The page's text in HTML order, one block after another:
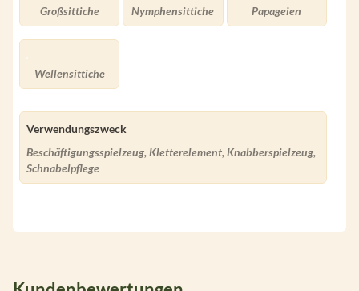
Großsittiche Nymphensittiche Papageien
Wellensittiche
Verwendungszweck
Beschäftigungsspielzeug, Kletterelement, Knabberspielzeug,
Schnabelpflege